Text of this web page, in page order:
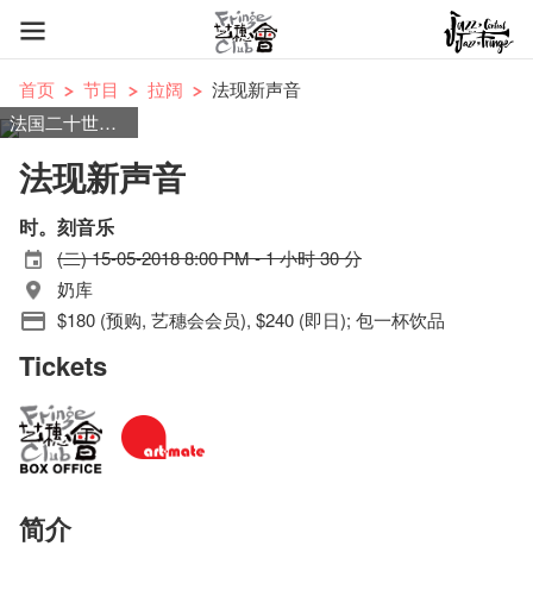
首页 节目 拉阔
法现新声音
法国二十世纪音乐
法现新声音
时。刻音乐
(二) 15-05-2018 8:00 PM - 1 小时 30 分
奶库
$180 (预购, 艺穗会会员), $240 (即日); 包一杯饮品
Tickets
简介